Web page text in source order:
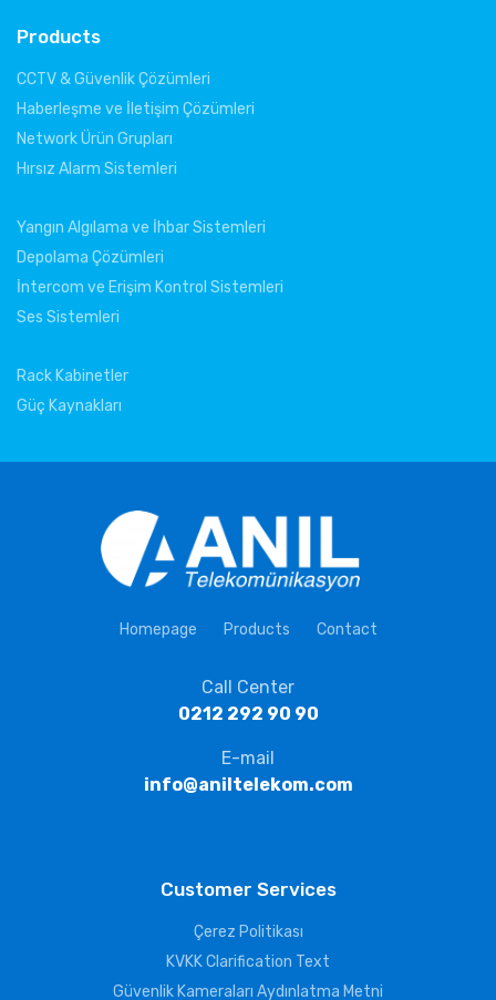
Products
CCTV & Güvenlik Çözümleri
Haberleşme ve İletişim Çözümleri
Network Ürün Grupları
Hırsız Alarm Sistemleri
Yangın Algılama ve İhbar Sistemleri
Depolama Çözümleri
İntercom ve Erişim Kontrol Sistemleri
Ses Sistemleri
Rack Kabinetler
Güç Kaynakları
Homepage Products Contact
Call Center
0212 292 90 90
E-mail
info@aniltelekom.com
Customer Services
Çerez Politikası
KVKK Clarification Text
Güvenlik Kameraları Aydınlatma Metni